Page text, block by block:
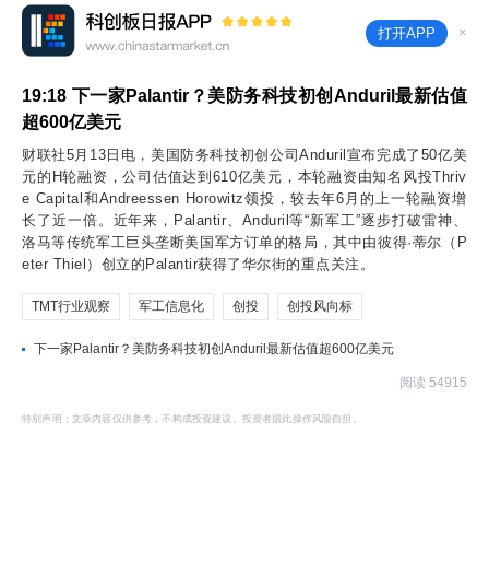
打开APP ×
19:18 下一家Palantir？美防务科技初创Anduril最新估值
超600亿美元
财联社5月13日电，美国防务科技初创公司Anduril宣布完成了50亿美
元的H轮融资，公司估值达到610亿美元，本轮融资由知名风投Thriv
e Capital和Andreessen Horowitz领投，较去年6月的上一轮融资增
长了近一倍。近年来，Palantir、Anduril等“新军工”逐步打破雷神、
洛马等传统军工巨头垄断美国军方订单的格局，其中由彼得·蒂尔（P
eter Thiel）创立的Palantir获得了华尔街的重点关注。
TMT行业观察 军工信息化 创投 创投风向标
下一家Palantir？美防务科技初创Anduril最新估值超600亿美元
阅读 54915
特别声明：文章内容仅供参考，不构成投资建议。投资者据此操作风险自担。